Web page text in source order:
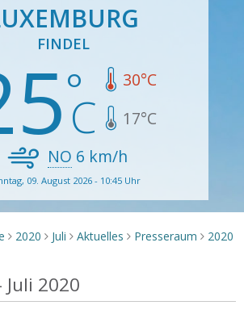
FINDEL
30°C
17°C
NO 6 km/h
09. August 2026 - 10:45 Uhr
> 2020 > Juli > Aktuelles > Presseraum > 2020
Juli 2020